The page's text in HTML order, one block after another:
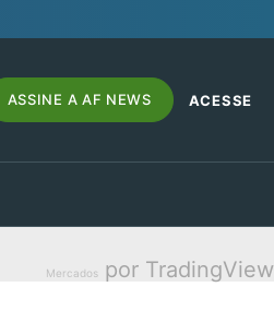
ASSINE A AF NEWS ACESSE
Mercados por TradingView